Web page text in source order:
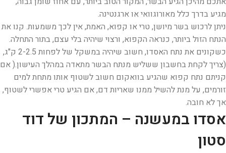
מגיע בדרך כלל מאורוגוואי או ארגנטינה.
ניתן לרכוש בשר מיושן, טרי או קפוא, האמת, אין לכך משמעות. קנו את
הנתח הזול ביותר, כנראה הקפוא, ורצוי שיהיה בלי עצם, בתור התחלה.
כשקונים את נתח האסדו, חשוב שיהיה במשקל של לפחות 2-2.5 ק"ג,
(צריך לקחת בחשבון ששליש מנתח הבשר מתאדה במהלך העישון.( אם
קניתם נתח קפוא שהגיע בוואקום חשוב לשטוף אותו מתחת למים
זורמים, על מנת להשיל ממנו שאריות דם, אם הגיע טרי אפשרי לשטוף,
אך לא חובה.
אסדו במעשנה – המתכון של דוד
סטון